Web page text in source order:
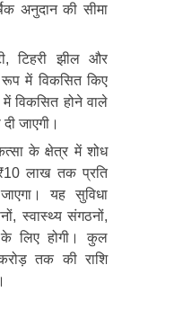
अनुदान की सीमा
टिहरी झील और
में विकसित किए
में विकसित होने वाले
जाएगी।
के क्षेत्र में शोध
लाख तक प्रति
यह सुविधा
स्वास्थ्य संगठनों,
लिए होगी। कुल
तक की राशि